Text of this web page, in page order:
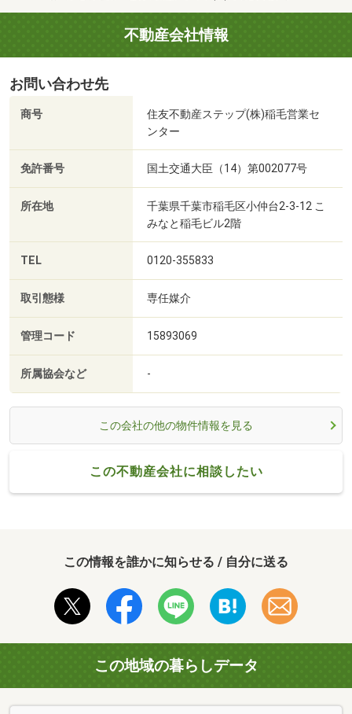
不動産会社情報
お問い合わせ先
商号
住友不動産ステップ(株)稲毛営業セ
ンター
免許番号 国土交通大臣（14）第002077号
所在地
千葉県千葉市稲毛区小仲台2-3-12 こ
みなと稲毛ビル2階
TEL 0120-355833
取引態様 専任媒介
管理コード 15893069
所属協会など -
この会社の他の物件情報を見る
この不動産会社に相談したい
この情報を誰かに知らせる / 自分に送る
この地域の暮らしデータ